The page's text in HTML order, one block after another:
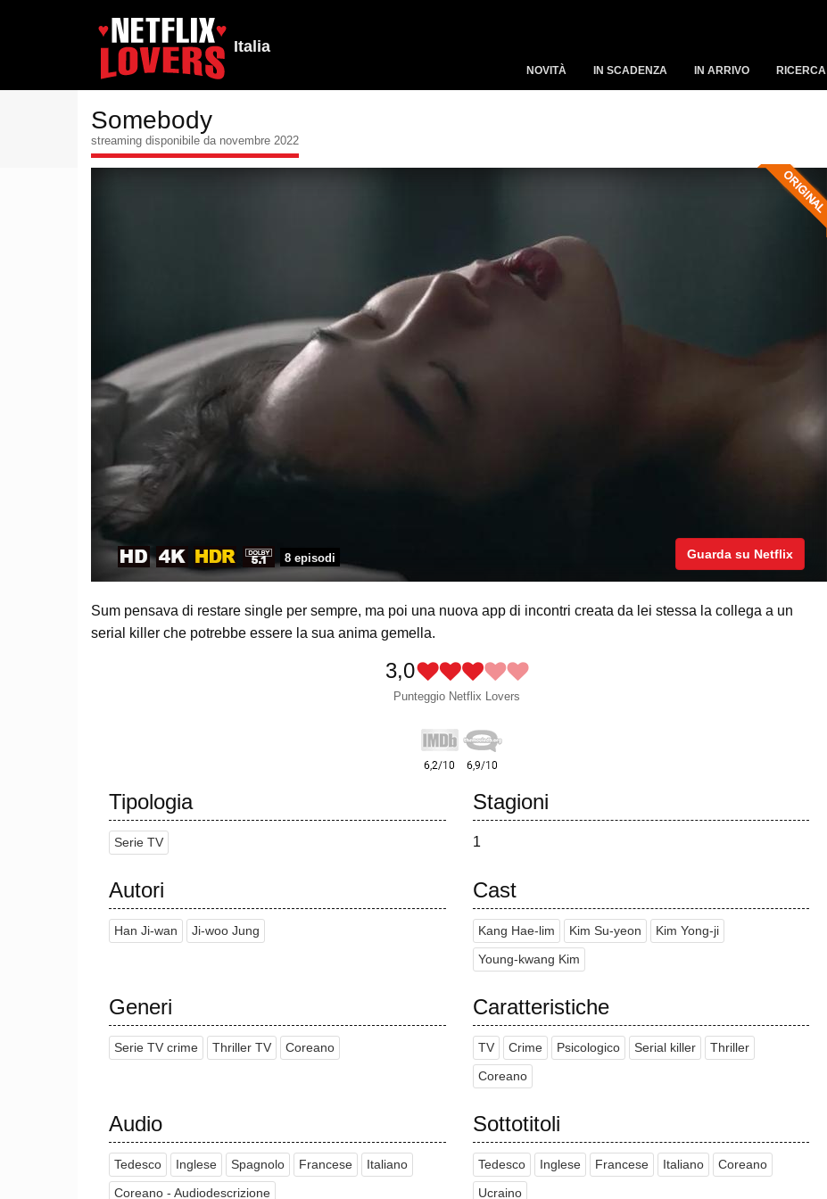
Italia
NOVITÀ IN SCADENZA IN ARRIVO RICERCA
Somebody
streaming disponibile da novembre 2022
8 episodi Guarda su Netflix
Sum pensava di restare single per sempre, ma poi una nuova app di incontri creata da lei stessa la collega a un
serial killer che potrebbe essere la sua anima gemella.
3,0
Punteggio Netflix Lovers
Tipologia
Serie TV
Stagioni
1
Autori
Han Ji-wan Ji-woo Jung
Cast
Kang Hae-lim Kim Su-yeon Kim Yong-ji
Young-kwang Kim
Generi
Serie TV crime Thriller TV Coreano
Caratteristiche
TV Crime Psicologico Serial killer Thriller
Coreano
Audio
Tedesco Inglese Spagnolo Francese Italiano
Coreano - Audiodescrizione
Sottotitoli
Tedesco Inglese Francese Italiano Coreano
Ucraino